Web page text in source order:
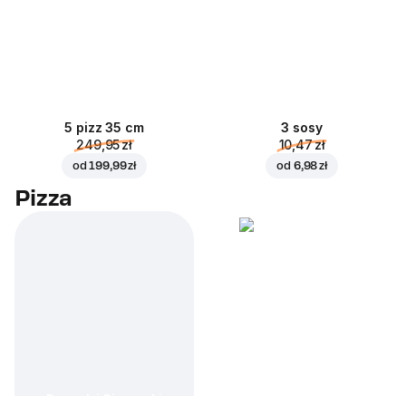
5 pizz 35 cm
249,95 zł
od199,99 zł
3 sosy
10,47 zł
od 6,98 zł
Pizza